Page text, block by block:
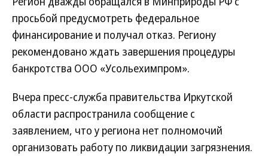
просьбой предусмотреть федеральное
финансирование и получал отказ. Региону
рекомендовано ждать завершения процедуры
банкротства ООО «Усольехимпром».
Вчера пресс-служба правительства Иркутской
области распространила сообщение с
заявлением, что у региона нет полномочий
организовать работу по ликвидации загрязнения.